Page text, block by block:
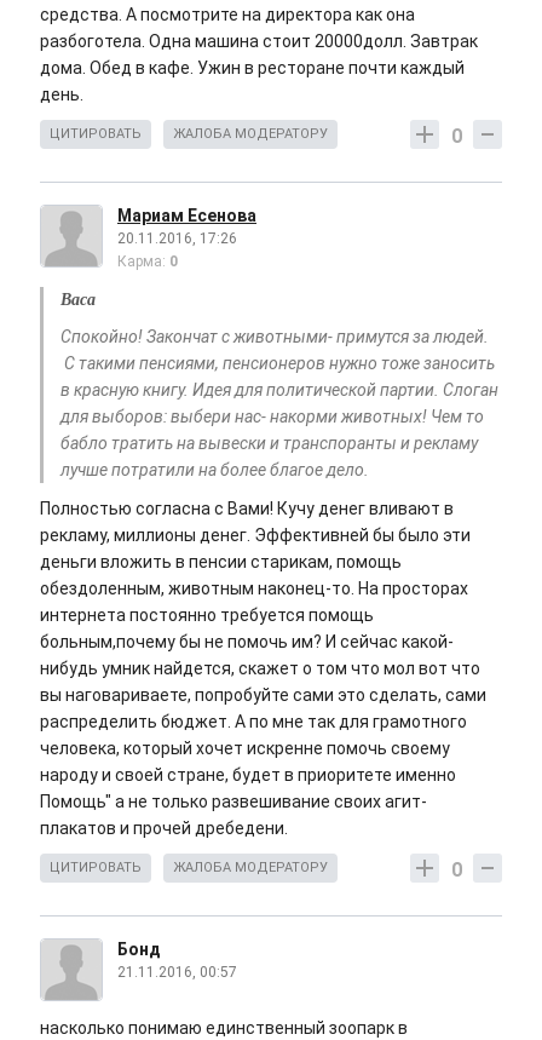
средства. А посмотрите на директора как она
разбоготела. Одна машина стоит 20000долл. Завтрак
дома. Обед в кафе. Ужин в ресторане почти каждый
день.
0
ЦИТИРОВАТЬ ЖАЛОБА МОДЕРАТОРУ
Мариам Есенова
20.11.2016, 17:26
Карма: 0
Васа
Спокойно! Закончат с животными- примутся за людей.
С такими пенсиями, пенсионеров нужно тоже заносить
в красную книгу. Идея для политической партии. Слоган
для выборов: выбери нас- накорми животных! Чем то
бабло тратить на вывески и транспоранты и рекламу
лучше потратили на более благое дело.
Полностью согласна с Вами! Кучу денег вливают в
рекламу, миллионы денег. Эффективней бы было эти
деньги вложить в пенсии старикам, помощь
обездоленным, животным наконец-то. На просторах
интернета постоянно требуется помощь
больным,почему бы не помочь им? И сейчас какой-
нибудь умник найдется, скажет о том что мол вот что
вы наговариваете, попробуйте сами это сделать, сами
распределить бюджет. А по мне так для грамотного
человека, который хочет искренне помочь своему
народу и своей стране, будет в приоритете именно
Помощь" а не только развешивание своих агит-
плакатов и прочей дребедени.
0
ЦИТИРОВАТЬ ЖАЛОБА МОДЕРАТОРУ
Бонд
21.11.2016, 00:57
насколько понимаю единственный зоопарк в